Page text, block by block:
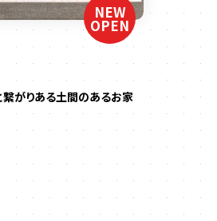
NEW
OPEN
がりある土間のあるお家